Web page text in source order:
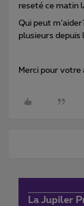
reseté ce matin
Qui peut
plusieurs depuis
Merci pour votre
La Jupiler